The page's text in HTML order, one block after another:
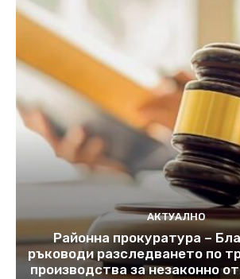
АКТУАЛНО
Районна прокуратура –
ръководи разследването по
производства за незаконно